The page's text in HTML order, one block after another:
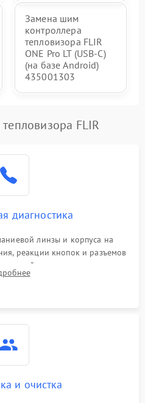
Замена шим
контроллера
тепловизора FLIR
ONE Pro LT (USB-C)
(на базе Android)
435001303
FLIR
диагностика
линзы и корпуса на
реакции кнопок и разъемов
сигнатуры на экран,
и считывание системных
и очистка